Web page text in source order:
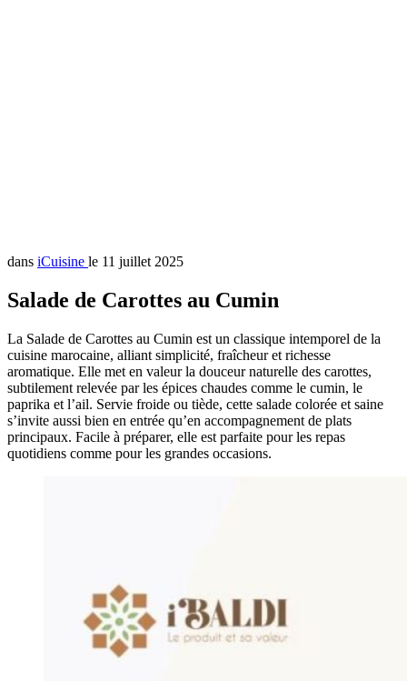
dans iCuisine le 11 juillet 2025
Salade de Carottes au Cumin
La Salade de Carottes au Cumin est un classique intemporel de la
cuisine marocaine, alliant simplicité, fraîcheur et richesse
aromatique. Elle met en valeur la douceur naturelle des carottes,
subtilement relevée par les épices chaudes comme le cumin, le
paprika et l’ail. Servie froide ou tiède, cette salade colorée et saine
s’invite aussi bien en entrée qu’en accompagnement de plats
principaux. Facile à préparer, elle est parfaite pour les repas
quotidiens comme pour les grandes occasions.